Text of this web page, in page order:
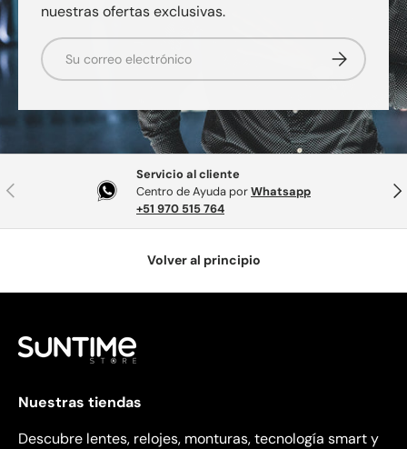
nuestras ofertas exclusivas.
Correo electrónico Suscribirse
Anterior
Servicio al cliente
Centro de Ayuda porWhatsapp
+51 970 515 764
Volver al principio
Nuestras tiendas
Descubre lentes, relojes, monturas, tecnología smart y